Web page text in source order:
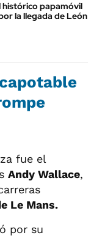
histórico papamóvil
la llegada de León
fue el
Andy Wallace,
Le Mans.
por su